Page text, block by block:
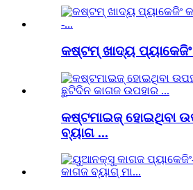
କଷ୍ଟମ୍ ଖାଦ୍ୟ ପ୍ୟାକେଜିଂ
କଷ୍ଟମାଇଜ୍ ହୋଇଥିବା
ବ୍ୟାଗ ...